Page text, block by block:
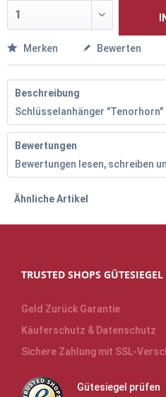
Merken Bewerten
Beschreibung
Schlüsselanhänger "Tenorhorn"
Bewertungen
Bewertungen lesen, schreiben
Ähnliche Artikel
TRUSTED SHOPS GÜTESIEGEL
Geld Zurück Garantie
Käuferschutz & Datenschutz
Sichere Zahlung mit SSL-
Gütesiegel prüfen